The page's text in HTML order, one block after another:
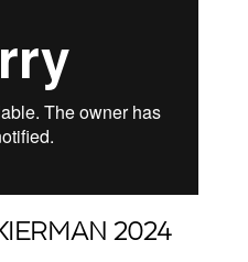
2024